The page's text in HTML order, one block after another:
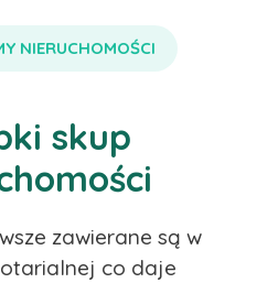
NIERUCHOMOŚCI
skup
zawierane są w
co daje